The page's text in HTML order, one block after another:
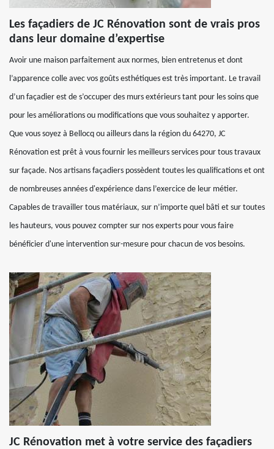
Les façadiers de JC Rénovation sont de vrais pros
dans leur domaine d’expertise
Avoir une maison parfaitement aux normes, bien entretenus et dont
l’apparence colle avec vos goûts esthétiques est très important. Le travail
d’un façadier est de s’occuper des murs extérieurs tant pour les soins que
pour les améliorations ou modifications que vous souhaitez y apporter.
Que vous soyez à Bellocq ou ailleurs dans la région du 64270, JC
Rénovation est prêt à vous fournir les meilleurs services pour tous travaux
sur façade. Nos artisans façadiers possèdent toutes les qualifications et ont
de nombreuses années d'expérience dans l’exercice de leur métier.
Capables de travailler tous matériaux, sur n’importe quel bâti et sur toutes
les hauteurs, vous pouvez compter sur nos experts pour vous faire
bénéficier d'une intervention sur-mesure pour chacun de vos besoins.
JC Rénovation met à votre service des façadiers